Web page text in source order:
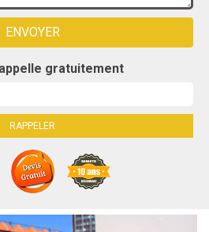
gratuitement